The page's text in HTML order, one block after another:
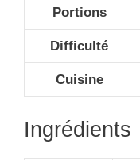
Portions
Difficulté
Cuisine
Ingrédients